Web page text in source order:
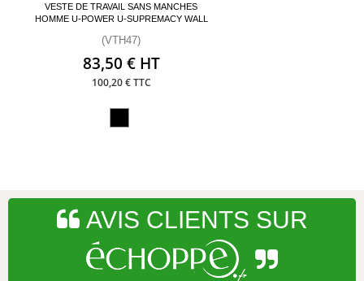
VESTE DE TRAVAIL SANS MANCHES
HOMME U-POWER U-SUPREMACY WALL
(VTH47)
83,50 € HT
100,20 € TTC